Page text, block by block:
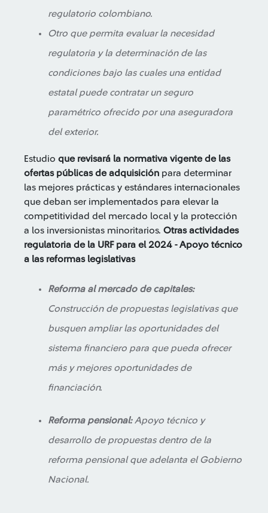
regulatorio colombiano.
Otro que permita evaluar la necesidad
regulatoria y la determinación de las
condiciones bajo las cuales una entidad
estatal puede contratar un seguro
paramétrico ofrecido por una aseguradora
del exterior.
Estudio que revisará la normativa vigente de las
ofertas públicas de adquisición para determinar
las mejores prácticas y estándares internacionales
que deban ser implementados para elevar la
competitividad del mercado local y la protección
a los inversionistas minoritarios. Otras actividades
regulatoria de la URF para el 2024 - Apoyo técnico
a las reformas legislativas
Reforma al mercado de capitales:
Construcción de propuestas legislativas que
busquen ampliar las oportunidades del
sistema financiero para que pueda ofrecer
más y mejores oportunidades de
financiación.
Reforma pensional:Apoyo técnico y
desarrollo de propuestas dentro de la
reforma pensional que adelanta el Gobierno
Nacional.